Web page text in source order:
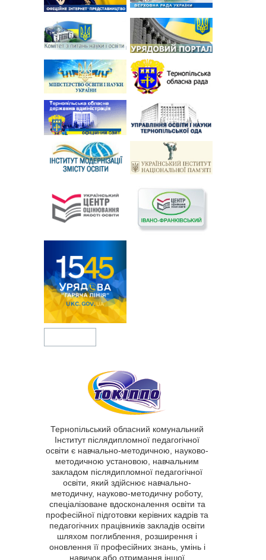
Тернопільський обласний комунальний
Інститут післядипломної педагогічної
освіти є навчально-методичною, науково-
методичною установою, навчальним
закладом післядипломної педагогічної
освіти, який здійснює навчально-
методичну, науково-методичну роботу,
спеціалізоване вдосконалення освіти та
професійної підготовки керівних кадрів та
педагогічних працівників закладів освіти
шляхом поглиблення, розширення і
оновлення її професійних знань, умінь і
навичок або отримання іншої